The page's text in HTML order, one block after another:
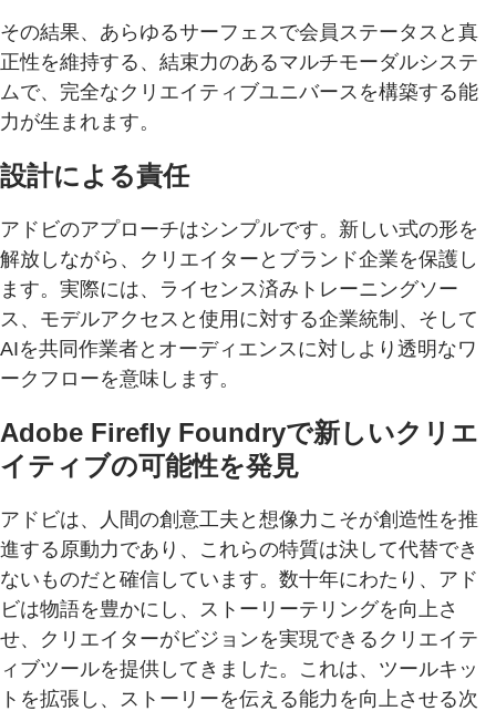
その結果、あらゆるサーフェスで会員ステータスと真
正性を維持する、結束力のあるマルチモーダルシステ
ムで、完全なクリエイティブユニバースを構築する能
力が生まれます。
設計による責任
アドビのアプローチはシンプルです。新しい式の形を
解放しながら、クリエイターとブランド企業を保護し
ます。実際には、ライセンス済みトレーニングソー
ス、モデルアクセスと使用に対する企業統制、そして
AIを共同作業者とオーディエンスに対しより透明なワ
ークフローを意味します。
Adobe Firefly Foundryで新しいクリエ
イティブの可能性を発見
アドビは、人間の創意工夫と想像力こそが創造性を推
進する原動力であり、これらの特質は決して代替でき
ないものだと確信しています。数十年にわたり、アド
ビは物語を豊かにし、ストーリーテリングを向上さ
せ、クリエイターがビジョンを実現できるクリエイテ
ィブツールを提供してきました。これは、ツールキッ
トを拡張し、ストーリーを伝える能力を向上させる次